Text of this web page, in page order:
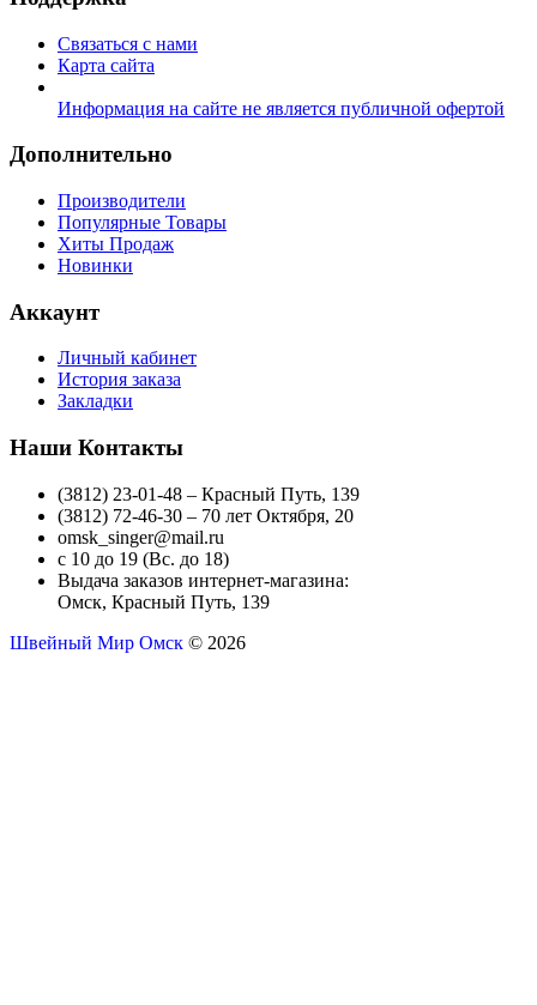
Связаться с нами
Карта сайта
Информация на сайте не является публичной офертой
Дополнительно
Производители
Популярные Товары
Хиты Продаж
Новинки
Аккаунт
Личный кабинет
История заказа
Закладки
Наши Контакты
(3812) 23-01-48 – Красный Путь, 139
(3812) 72-46-30 – 70 лет Октября, 20
omsk_singer@mail.ru
с 10 до 19 (Вс. до 18)
Выдача заказов интернет-магазина:
Омск, Красный Путь, 139
Швейный Мир Омск © 2026